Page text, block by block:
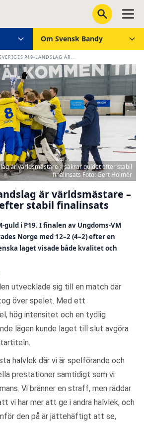
Om Svensk Bandy
P19-LANDSLAG ÄR...
är världsmästare – säkrar guldet efter stabil
finalinsats Foto: Gert Holmér
är världsmästare –
stabil finalinsats
guld i P19. I finalen av Ungdoms-VM
Norge med 12–2 (4–2) efter en
laget visade både kvalitet och
utvecklade sig till en match där
över spelet. Med ett
hög intensitet och en tydlig
lägen kunde laget till slut avgöra
halvlek där vi är spelförande och
prestationer samtidigt som vi
Vi bränner en straff, men räddar
vi har mer att ge i andra halvlek, och
den på är jättehäftigt att se,